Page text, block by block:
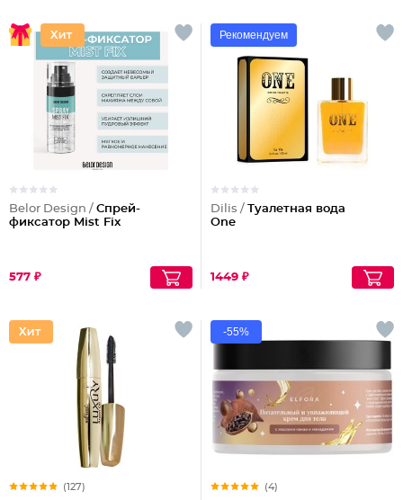
Belor Design / Спрей-
фиксатор Mist Fix
577 ₽
Рекомендуем
Dilis / Туалетная вода
One
1449 ₽
(127)
-55%
(4)